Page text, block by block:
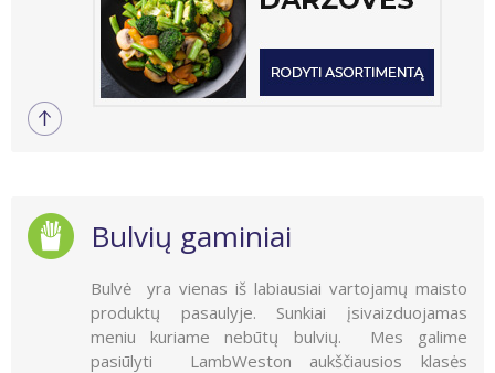
Bulvių gaminiai
Bulvė yra vienas iš labiausiai vartojamų maisto
produktų pasaulyje. Sunkiai įsivaizduojamas
meniu kuriame nebūtų bulvių. Mes galime
pasiūlyti LambWeston aukščiausios klasės